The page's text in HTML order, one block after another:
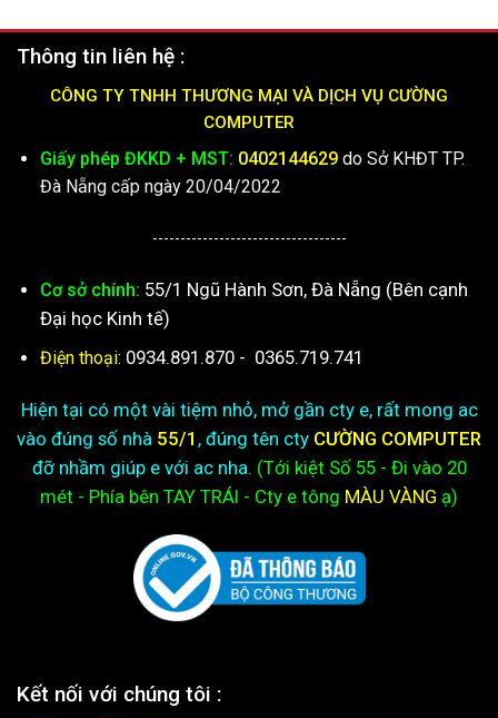
Thông tin liên hệ :
CÔNG TY TNHH THƯƠNG MẠI VÀ DỊCH VỤ CƯỜNG
COMPUTER
Giấy phép ĐKKD + MST: 0402144629do Sở KHĐT TP.
Đà Nẵng cấp ngày 20/04/2022
-----------------------------------
Cơ sở chính: 55/1 Ngũ Hành Sơn, Đà Nẵng (Bên cạnh
Đại học Kinh tế)
Điện thoại: 0934.891.870 - 0365.719.741
Hiện tại có một vài tiệm nhỏ, mở gần cty e, rất mong ac
vào đúng số nhà 55/1 , đúng tên cty CƯỜNG COMPUTER
đỡ nhầm giúp e với ac nha. (Tới kiệtSố 55 - Đi vào 20
mét - Phía bên TAY TRÁI - Cty e tông MÀU VÀNG ạ)
Kết nối với chúng tôi :